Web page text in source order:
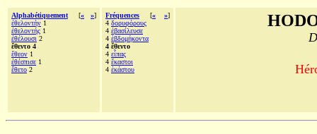
Alphabétiquement [« »]
ἐθελοντὴν 1
ἐθελοντής 1
ἐθέλουσι 2
ἔθεντο 4
ἔθεον 1
ἐθέσπισε 1
ἔθετο 2
Fréquences [« »]
4 δορυφόρους
4 ἐβασίλευσε
4 ἑβδομήκοντα
4 ἔθεντο
4 εἶπας
4 ἕκαστοι
4 ἑκάστου